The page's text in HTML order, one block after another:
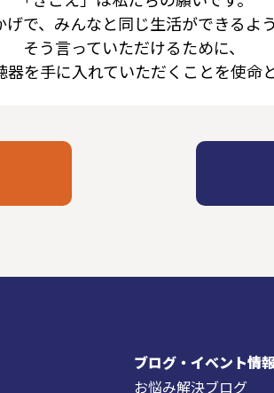
げで、みんなと同じ生活ができるよ
そう言っていただけるために、
を手に入れていただくことを使命
ブログ・イベント情
お悩み解決ブログ